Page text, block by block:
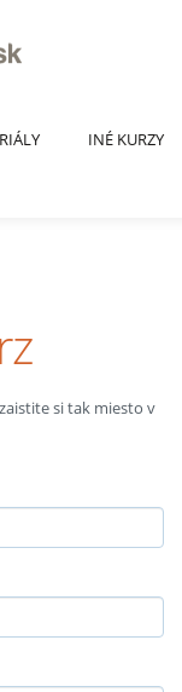
INÉ KURZY
si tak miesto v